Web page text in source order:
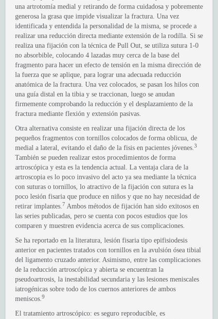
una artrotomía medial y retirando de forma cuidadosa y pobremente
generosa la grasa que impide visualizar la fractura. Una vez
identificada y entendida la personalidad de la misma, se procede a
realizar una reducción directa mediante extensión de la rodilla. Si se
realiza una fijación con la técnica de Pull Out, se utiliza sutura 1-0
no absorbible, colocando 4 lazadas muy cerca de la base del
fragmento para hacer un efecto de tensión en la misma dirección de
la fuerza que se aplique, para lograr una adecuada reducción
anatómica de la fractura. Una vez colocados, se pasan los hilos con
una guía distal en la tibia y se traccionan, luego se anudan
firmemente comprobando la reducción y el desplazamiento de la
fractura mediante flexión y extensión pasivas.
Otra alternativa consiste en realizar una fijación directa de los
pequeños fragmentos con tornillos colocados de forma oblicua, de
medial a lateral, evitando el daño de la fisis en pacientes jóvenes.3
También se pueden realizar estos procedimientos de forma
artroscópica y esta es la tendencia actual. La ventaja clara de la
artroscopia es lo poco invasivo del acto ya sea mediante la técnica
con suturas o tornillos, lo atractivo de la fijación con sutura es la
poco lesión fisaria que produce en niños y que no hay necesidad de
retirar implantes.7 Ambos métodos de fijación han sido exitosos en
las series publicadas, pero se cuenta con pocos estudios que los
comparen y muestren evidencia acerca de sus complicaciones.
Se ha reportado en la literatura, lesión fisaria tipo epifisiodesis
anterior en pacientes tratados con tornillos en la avulsión ósea tibial
del ligamento cruzado anterior. Asimismo, entre las complicaciones
de la reducción artroscópica y abierta se encuentran la
pseudoartrosis, la inestabilidad secundaria y las lesiones meniscales
iatrogénicas sobre todo de los cuernos anteriores de ambos
meniscos.9
El tratamiento artroscópico: es seguro reproducible, es